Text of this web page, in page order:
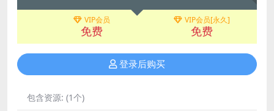
VIP会员
免费
VIP会员[永久]
免费
登录后购买
包含资源: (1个)